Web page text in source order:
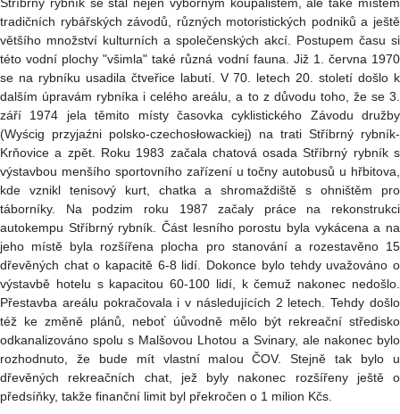
tradičních rybářských závodů, různých motoristických podniků a ještě
většího množství kulturních a společenských akcí. Postupem času si
této vodní plochy "všimla" také různá vodní fauna. Již 1. června 1970
se na rybníku usadila čtveřice labutí. V 70. letech 20. století došlo k
dalším úpravám rybníka i celého areálu, a to z důvodu toho, že se 3.
září 1974 jela těmito místy časovka cyklistického Závodu družby
(Wyścig przyjaźni polsko-czechosłowackiej) na trati Stříbrný rybník-
Krňovice a zpět. Roku 1983 začala chatová osada Stříbrný rybník s
výstavbou menšího sportovního zařízení u točny autobusů u hřbitova,
kde vznikl tenisový kurt, chatka a shromaždiště s ohništěm pro
táborníky. Na podzim roku 1987 začaly práce na rekonstrukci
autokempu Stříbrný rybník. Část lesního porostu byla vykácena a na
jeho místě byla rozšířena plocha pro stanování a rozestavěno 15
dřevěných chat o kapacitě 6-8 lidí. Dokonce bylo tehdy uvažováno o
výstavbě hotelu s kapacitou 60-100 lidí, k čemuž nakonec nedošlo.
Přestavba areálu pokračovala i v následujících 2 letech. Tehdy došlo
též ke změně plánů, neboť úůvodně mělo být rekreační středisko
odkanalizováno spolu s Malšovou Lhotou a Svinary, ale nakonec bylo
rozhodnuto, že bude mít vlastní malou ČOV. Stejně tak bylo u
dřevěných rekreačních chat, jež byly nakonec rozšířeny ještě o
předsíňky, takže finanční limit byl překročen o 1 milion Kčs.